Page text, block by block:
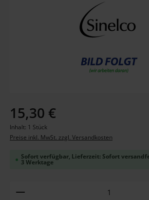
Regulärer Preis:
15,30 €
Inhalt: 1 Stück
Preise inkl. MwSt. zzgl. Versandkosten
Sofort verfügbar, Lieferzeit: Sofort
3 Werktage
Produkt Anzahl: Gib den